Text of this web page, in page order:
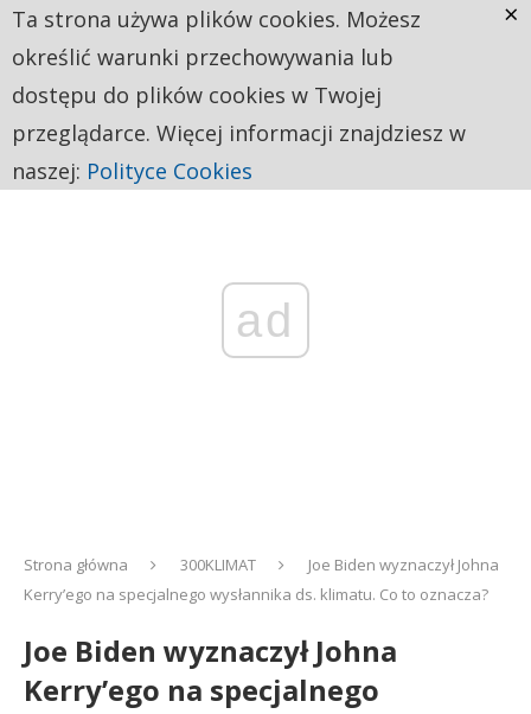
ad
Strona główna 300KLIMAT
Joe Biden wyznaczył Johna
Kerry’ego na specjalnego wysłannika ds. klimatu. Co to oznacza?
Joe Biden wyznaczył Johna
Kerry’ego na specjalnego
Ta strona używa plików cookies. Możesz
określić warunki przechowywania lub
dostępu do plików cookies w Twojej
przeglądarce. Więcej informacji znajdziesz w
naszej: Polityce Cookies
×